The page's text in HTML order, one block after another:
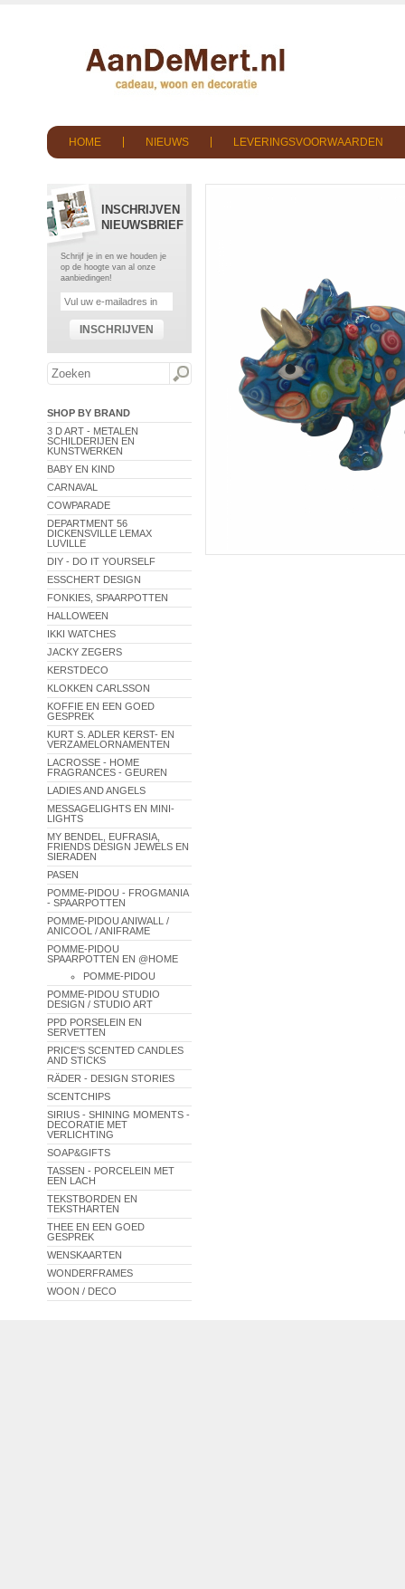
HOME NIEUWS LEVERINGSVOORWAARDEN
INSCHRIJVEN
NIEUWSBRIEF
Schrijf je in en we houden je
op de hoogte van al onze
aanbiedingen!
INSCHRIJVEN
SHOP BY BRAND
3 D ART - METALEN
SCHILDERIJEN EN
KUNSTWERKEN
BABY EN KIND
CARNAVAL
COWPARADE
DEPARTMENT 56
DICKENSVILLE LEMAX
LUVILLE
DIY - DO IT YOURSELF
ESSCHERT DESIGN
FONKIES, SPAARPOTTEN
HALLOWEEN
IKKI WATCHES
JACKY ZEGERS
KERSTDECO
KLOKKEN CARLSSON
KOFFIE EN EEN GOED
GESPREK
KURT S. ADLER KERST- EN
VERZAMELORNAMENTEN
LACROSSE - HOME
FRAGRANCES - GEUREN
LADIES AND ANGELS
MESSAGELIGHTS EN MINI-
LIGHTS
MY BENDEL, EUFRASIA,
FRIENDS DESIGN JEWELS EN
SIERADEN
PASEN
POMME-PIDOU - FROGMANIA
- SPAARPOTTEN
POMME-PIDOU ANIWALL /
ANICOOL / ANIFRAME
POMME-PIDOU
SPAARPOTTEN EN @HOME
POMME-PIDOU
POMME-PIDOU STUDIO
DESIGN / STUDIO ART
PPD PORSELEIN EN
SERVETTEN
PRICE'S SCENTED CANDLES
AND STICKS
RÄDER - DESIGN STORIES
SCENTCHIPS
SIRIUS - SHINING MOMENTS -
DECORATIE MET
VERLICHTING
SOAP&GIFTS
TASSEN - PORCELEIN MET
EEN LACH
TEKSTBORDEN EN
TEKSTHARTEN
THEE EN EEN GOED
GESPREK
WENSKAARTEN
WONDERFRAMES
WOON / DECO